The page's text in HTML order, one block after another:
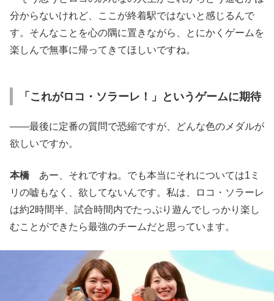
分からないけれど、ここが終着駅ではないと感じるんで
す。そんなことを心の隅に置きながら、とにかくゲームを
楽しんで無事に帰ってきてほしいですね。
「これがロコ・ソラーレ！」というゲームに期待
――最後に定番の質問で恐縮ですが、どんな色のメダルが
欲しいですか。
本橋あー、それですね。でも本当にそれについては1ミ
リの嘘もなく、欲してないんです。私は、ロコ・ソラーレ
は約2時間半、試合時間内でたっぷり遊んでしっかり楽し
むことができたら最強のチームだと思っています。